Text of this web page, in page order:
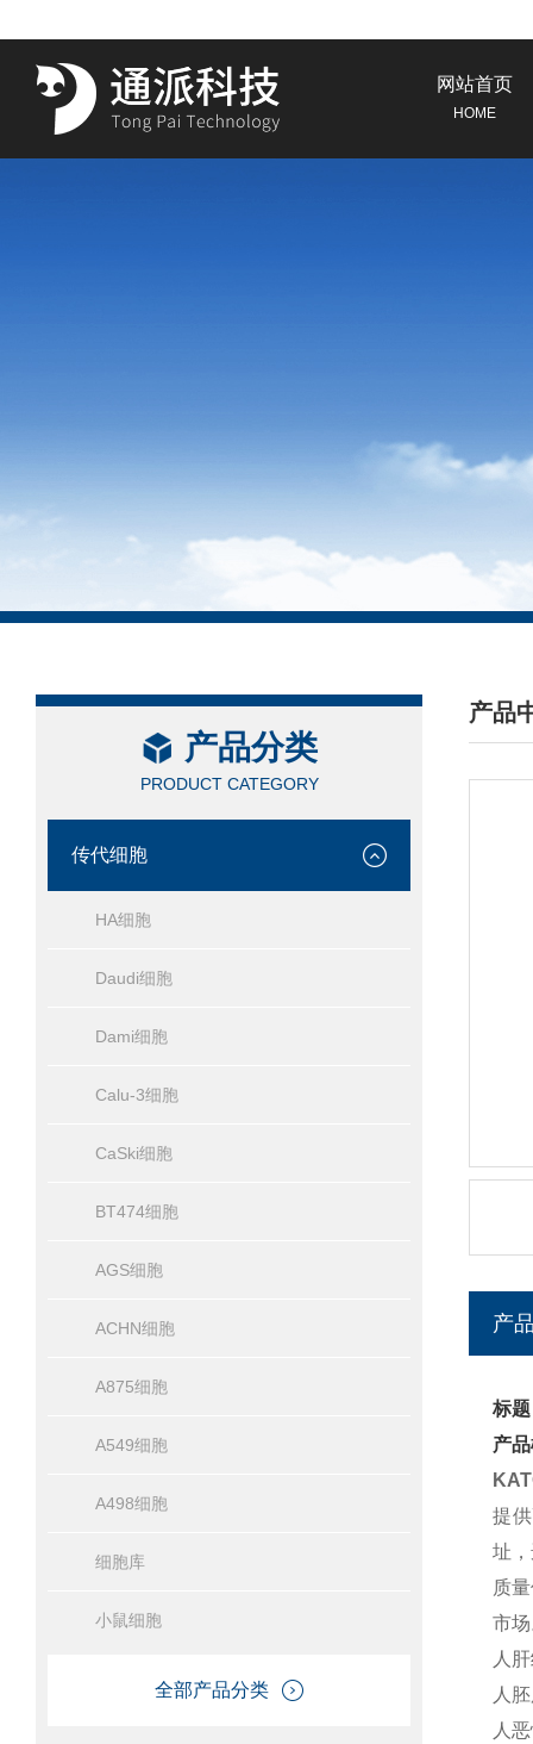
网站首页
HOME
产品分类
PRODUCT CATEGORY
传代细胞
HA细胞
Daudi细胞
Dami细胞
Calu-3细胞
CaSki细胞
BT474细胞
AGS细胞
ACHN细胞
A875细胞
A549细胞
A498细胞
细胞库
小鼠细胞
全部产品分类
产品
/
产
标
产
提
址
质
市
人
人
人